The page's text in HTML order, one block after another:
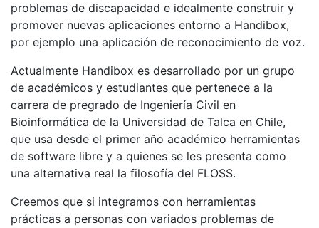
problemas de discapacidad e idealmente construir y
promover nuevas aplicaciones entorno a Handibox,
por ejemplo una aplicación de reconocimiento de voz.
Actualmente Handibox es desarrollado por un grupo
de académicos y estudiantes que pertenece a la
carrera de pregrado de Ingeniería Civil en
Bioinformática de la Universidad de Talca en Chile,
que usa desde el primer año académico herramientas
de software libre y a quienes se les presenta como
una alternativa real la filosofía del FLOSS.
Creemos que si integramos con herramientas
prácticas a personas con variados problemas de